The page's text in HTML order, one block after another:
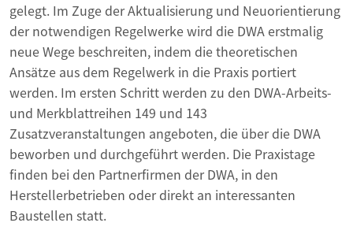
gelegt. Im Zuge der Aktualisierung und Neuorientierung
der notwendigen Regelwerke wird die DWA erstmalig
neue Wege beschreiten, indem die theoretischen
Ansätze aus dem Regelwerk in die Praxis portiert
werden. Im ersten Schritt werden zu den DWA-Arbeits-
und Merkblattreihen 149 und 143
Zusatzveranstaltungen angeboten, die über die DWA
beworben und durchgeführt werden. Die Praxistage
finden bei den Partnerfirmen der DWA, in den
Herstellerbetrieben oder direkt an interessanten
Baustellen statt.